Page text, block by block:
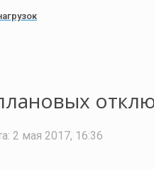
2 мая 2017, 16:36